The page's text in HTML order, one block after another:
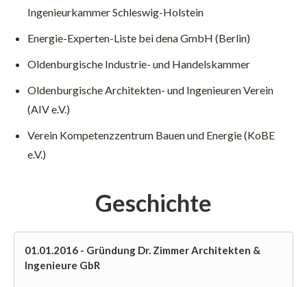
Ingenieurkammer Schleswig-Holstein
Energie-Experten-Liste bei dena GmbH (Berlin)
Oldenburgische Industrie- und Handelskammer
Oldenburgische Architekten- und Ingenieuren Verein
(AIV e.V.)
Verein Kompetenzzentrum Bauen und Energie (KoBE
e.V.)
Geschichte
01.01.2016 - Gründung Dr. Zimmer Architekten &
Ingenieure GbR